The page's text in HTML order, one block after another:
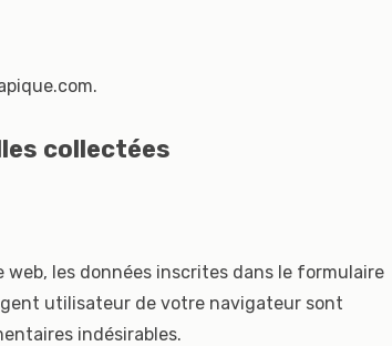
collectées
les données inscrites dans le formulaire
utilisateur de votre navigateur sont
indésirables.